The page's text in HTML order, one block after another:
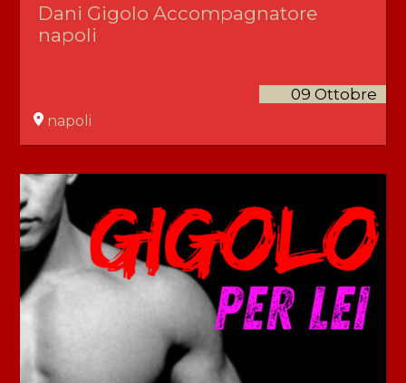
Dani Gigolo Accompagnatore
napoli
09 Ottobre
napoli